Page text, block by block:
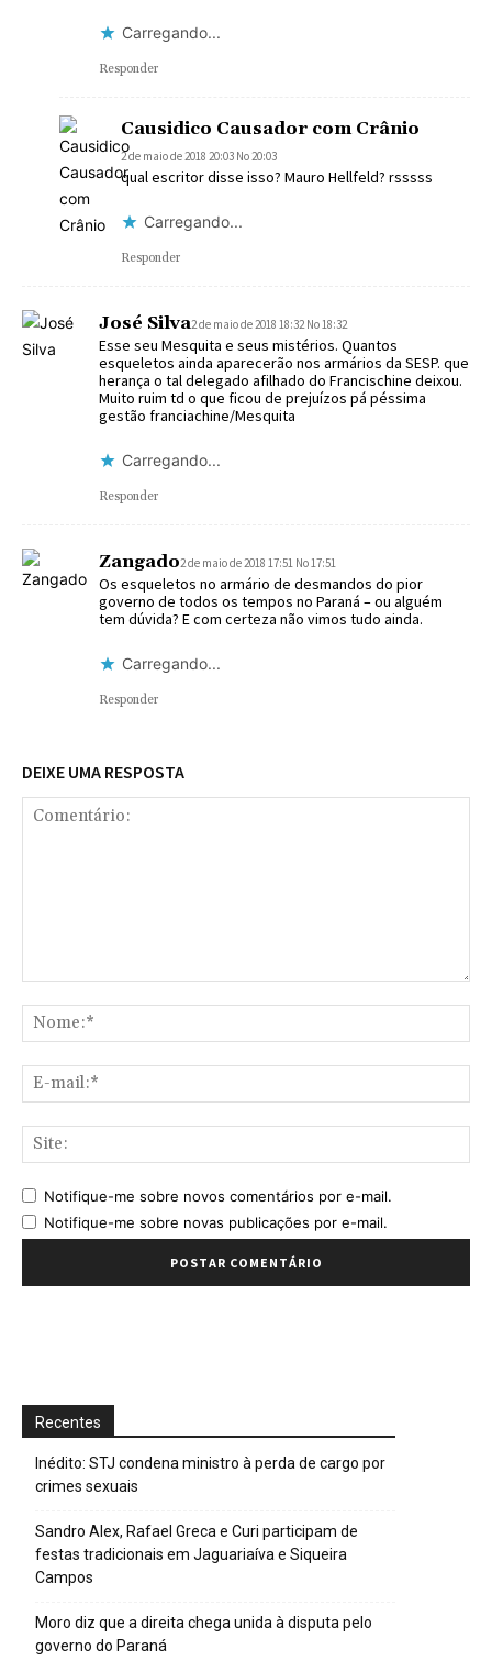
Carregando...
Responder
Causidico Causador com Crânio
2 de maio de 2018 20:03 No 20:03
qual escritor disse isso? Mauro Hellfeld? rsssss
Carregando...
Responder
José Silva2 de maio de 2018 18:32 No 18:32
Esse seu Mesquita e seus mistérios. Quantos
esqueletos ainda aparecerão nos armários da SESP. que
herança o tal delegado afilhado do Francischine deixou.
Muito ruim td o que ficou de prejuízos pá péssima
gestão franciachine/Mesquita
Carregando...
Responder
Zangado2 de maio de 2018 17:51 No 17:51
Os esqueletos no armário de desmandos do pior
governo de todos os tempos no Paraná – ou alguém
tem dúvida? E com certeza não vimos tudo ainda.
Carregando...
Responder
DEIXE UMA RESPOSTA
Notifique-me sobre novos comentários por e-mail.
Notifique-me sobre novas publicações por e-mail.
Recentes
Inédito: STJ condena ministro à perda de cargo por
crimes sexuais
Sandro Alex, Rafael Greca e Curi participam de
festas tradicionais em Jaguariaíva e Siqueira
Campos
Moro diz que a direita chega unida à disputa pelo
governo do Paraná